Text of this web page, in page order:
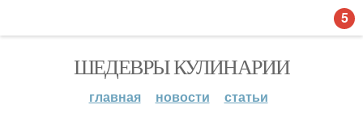
ШЕДЕВРЫ КУЛИНАРИИ
главная новости статьи
5